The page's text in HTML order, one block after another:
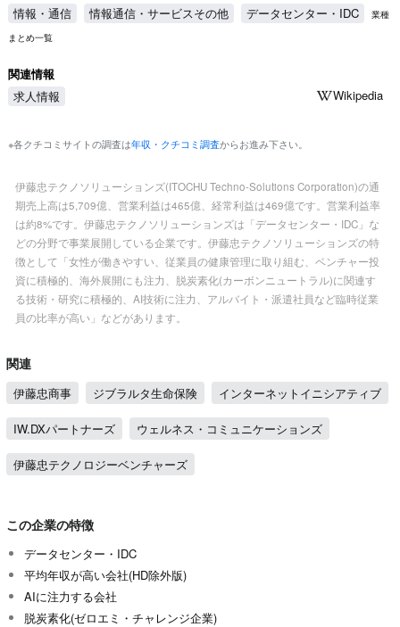
情報・通信
情報通信・サービスその他 データセンター・IDC
業種
まとめ一覧
関連情報
求人情報
Wikipedia
※各クチコミサイトの調査は年収・クチコミ調査からお進み下さい。
伊藤忠テクノソリューションズ(ITOCHU Techno-Solutions Corporation)の通
期売上高は5,709億、営業利益は465億、経常利益は469億です。営業利益率
は約8%です。伊藤忠テクノソリューションズは「データセンター・IDC」な
どの分野で事業展開している企業です。伊藤忠テクノソリューションズの特
徴として「女性が働きやすい、従業員の健康管理に取り組む、ベンチャー投
資に積極的、海外展開にも注力、脱炭素化(カーボンニュートラル)に関連す
る技術・研究に積極的、AI技術に注力、アルバイト・派遣社員など臨時従業
員の比率が高い」などがあります。
関連
伊藤忠商事 ジブラルタ生命保険 インターネットイニシアティブ
IW.DXパートナーズ ウェルネス・コミュニケーションズ
伊藤忠テクノロジーベンチャーズ
この企業の特徴
データセンター・IDC
平均年収が高い会社(HD除外版)
AIに注力する会社
脱炭素化(ゼロエミ・チャレンジ企業)